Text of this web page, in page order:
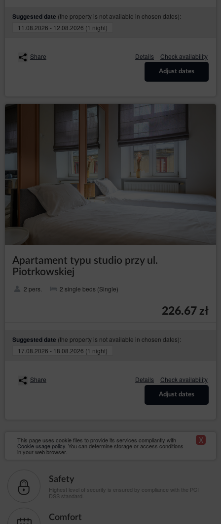
Suggested date (the property is not available in chosen dates):
11.08.2026 - 12.08.2026 (1 night)
Share Details Check availability
Adjust dates
Apartament typu studio przy ul.
Piotrkowskiej
2 pers. 2 single beds (Single)
226.67 zł
Suggested date (the property is not available in chosen dates):
17.08.2026 - 18.08.2026 (1 night)
Share Details Check availability
Adjust dates
This page uses cookie files to provide its services compliantly with
Cookie usage policy . You can determine storage or access conditions
in your web browser.
X
Safety
Highest level of security is ensured by compliance with the PCI
DSS standard.
Comfort